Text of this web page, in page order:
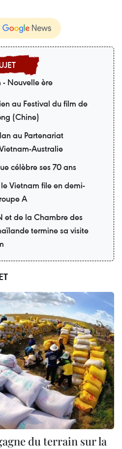
- Nouvelle ère
au Festival du film de
(Chine)
au Partenariat
Australie
célèbre ses 70 ans
Vietnam file en demi-
A
et de la Chambre des
termine sa visite
du terrain sur la